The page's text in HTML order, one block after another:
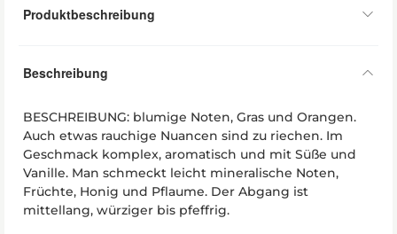
Produktbeschreibung
Beschreibung
BESCHREIBUNG: blumige Noten, Gras und Orangen.
Auch etwas rauchige Nuancen sind zu riechen. Im
Geschmack komplex, aromatisch und mit Süße und
Vanille. Man schmeckt leicht mineralische Noten,
Früchte, Honig und Pflaume. Der Abgang ist
mittellang, würziger bis pfeffrig.